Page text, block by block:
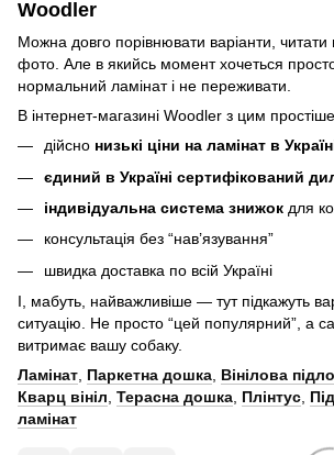
Woodler
Можна довго порівнювати варіанти, читати
фото. Але в якийсь момент хочеться
нормальний ламінат і не переживати.
В інтернет-магазині Woodler з цим
дійсно низькі ціни на ламінат в
єдиний в Україні сертифікований
індивідуальна система знижок для
консультація без “нав’язування”
швидка доставка по всій Україні
І, мабуть, найважливіше — тут підкажуть
ситуацію. Не просто “цей популярний”, а
витримає вашу собаку.
Ламінат Паркетна дошка Вінілова
Кварц вініл Терасна дошка Плінтус
ламінат